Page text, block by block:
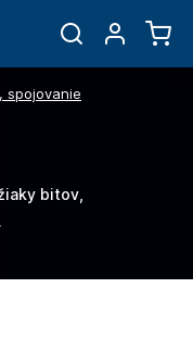
spojovanie
bitov,